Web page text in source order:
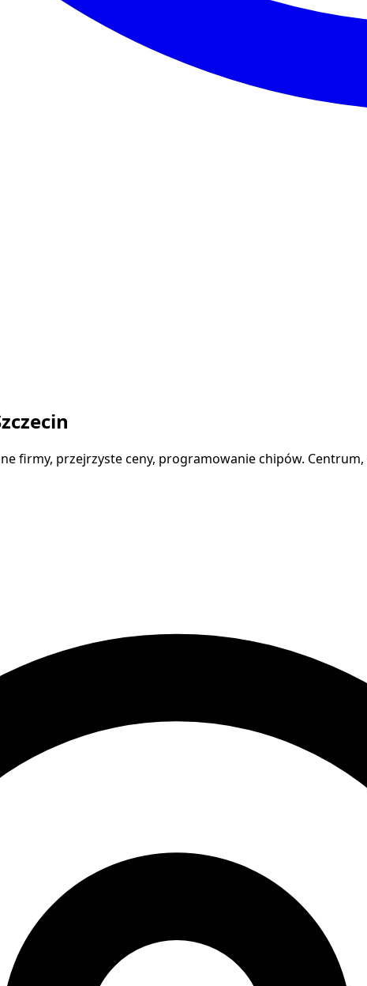
firmy, przejrzyste ceny, programowanie chipów.